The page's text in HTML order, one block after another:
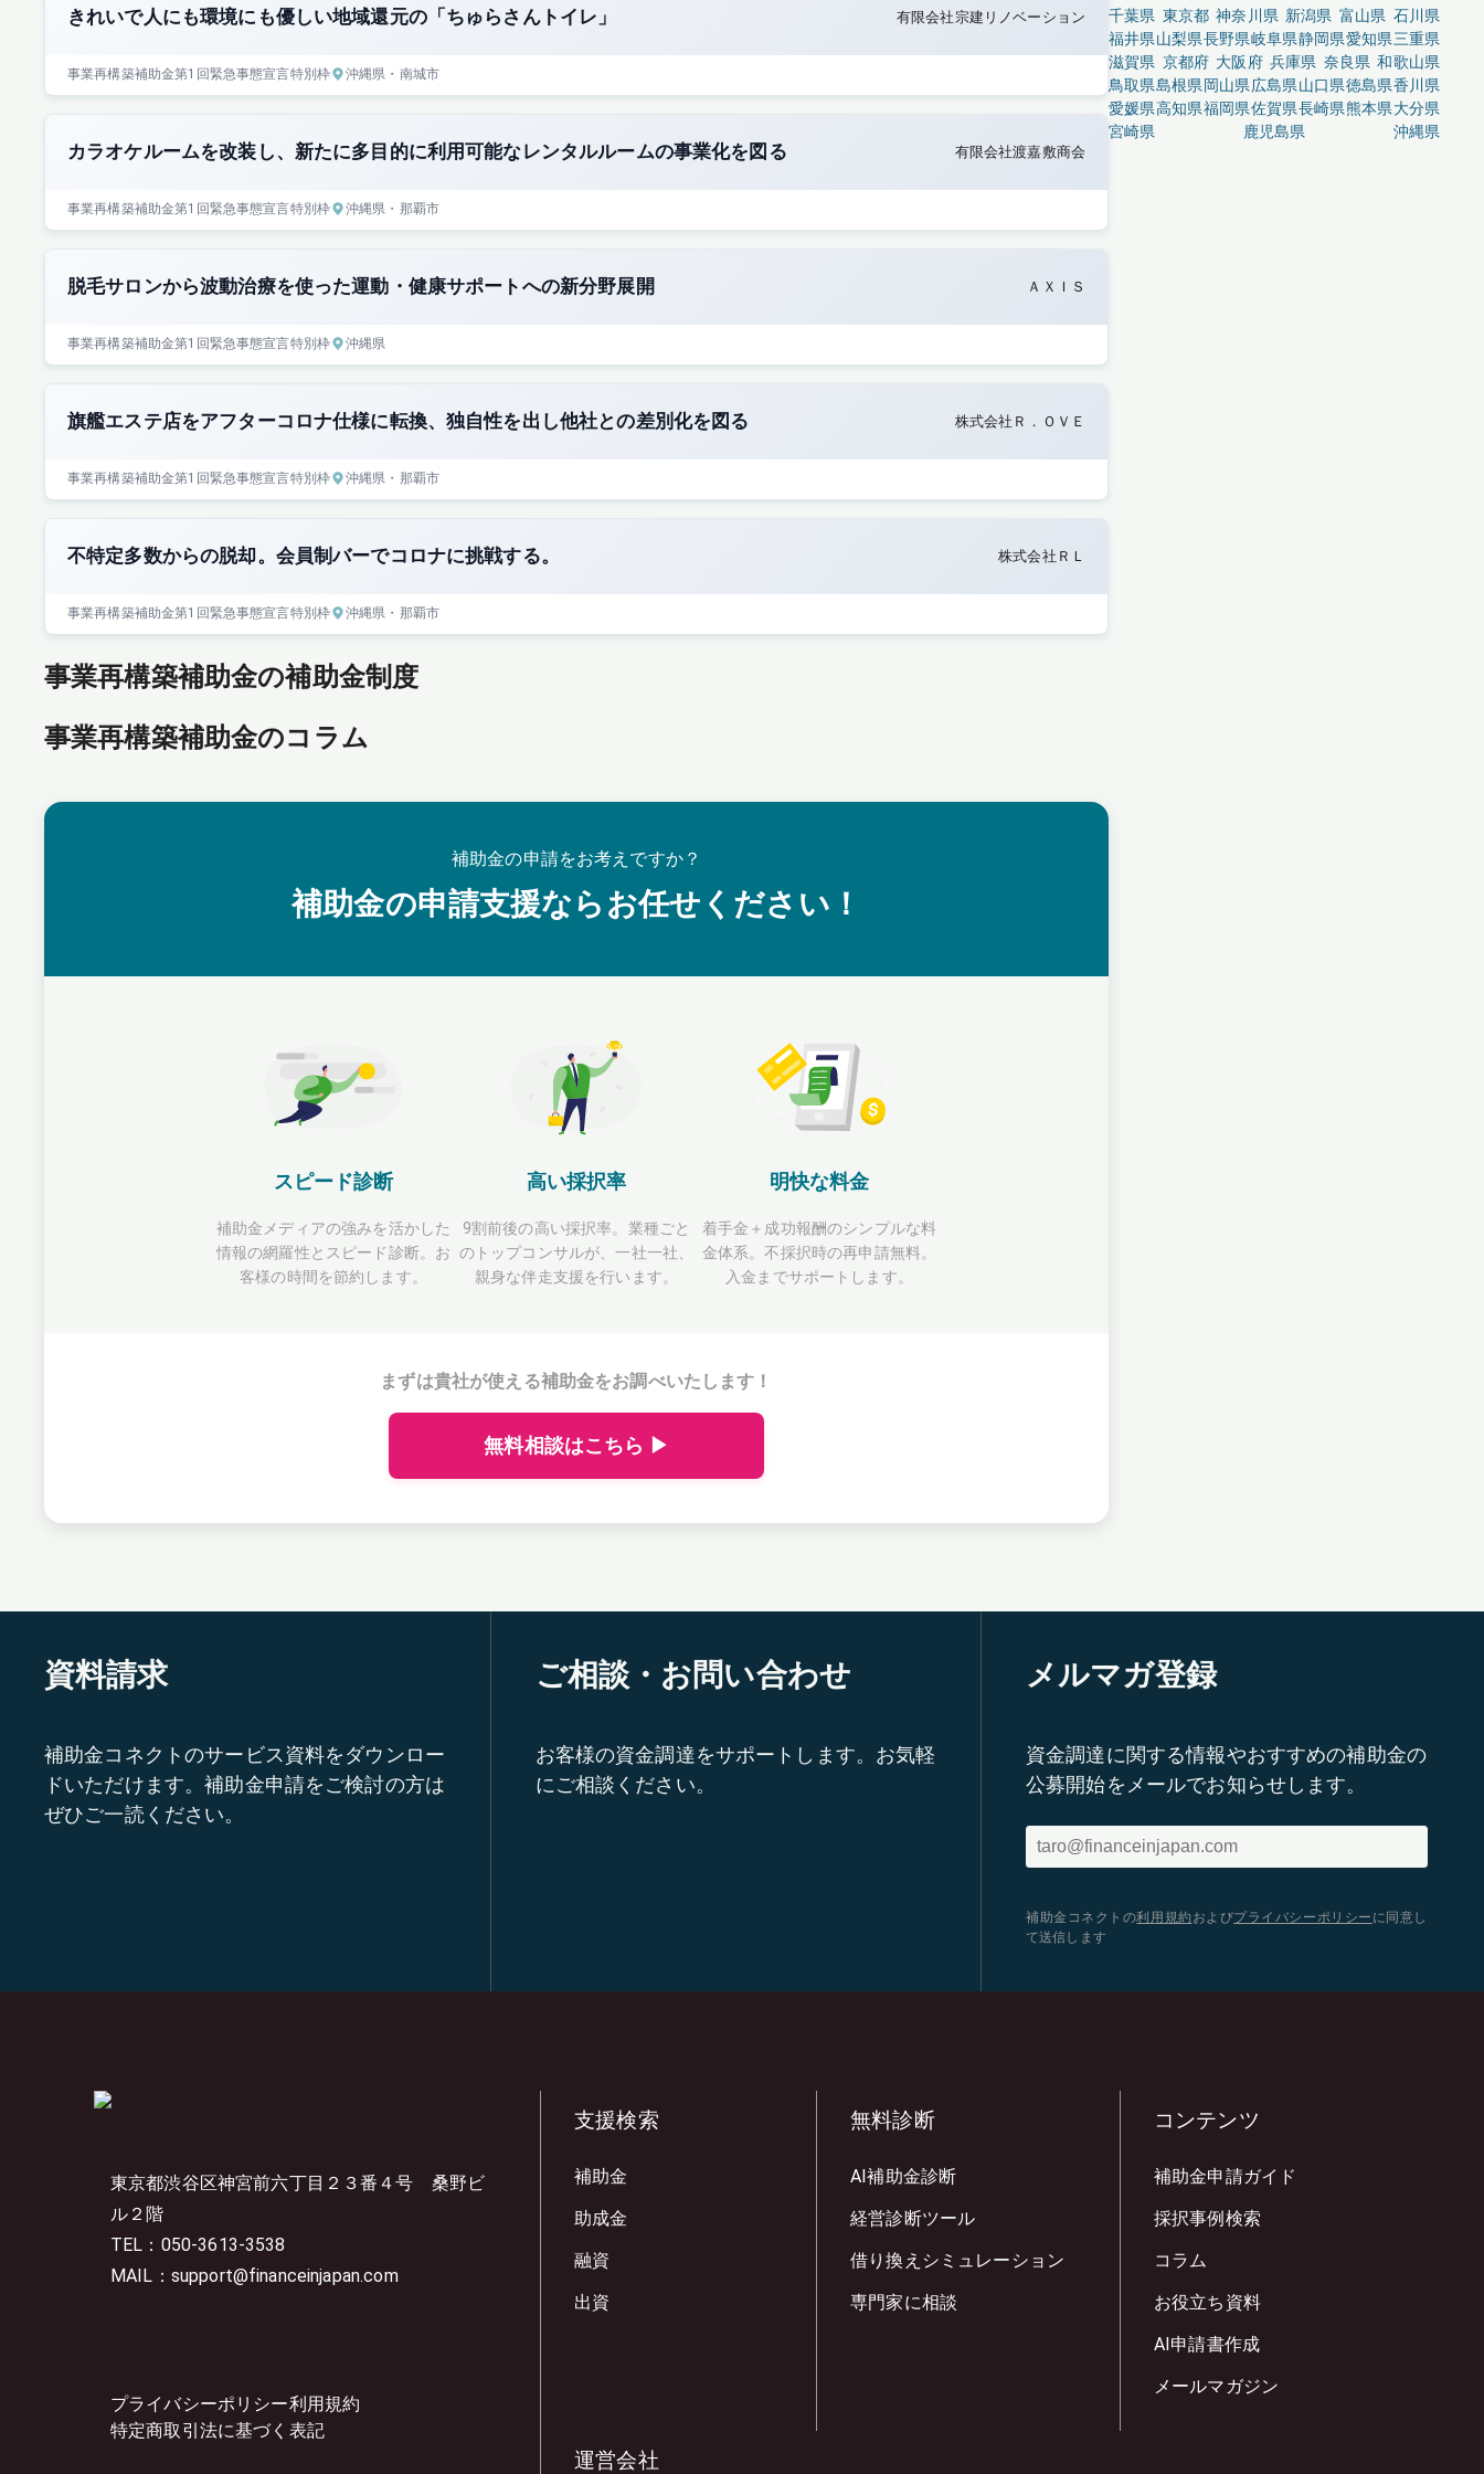
きれいで人にも環境にも優しい地域還元の「ちゅらさんトイレ」 有限会社宗建リノベーション
事業再構築補助金第1回緊急事態宣言特別枠 沖縄県 ・南城市
カラオケルームを改装し、新たに多目的に利用可能なレンタルルームの事業化を図る 有限会社渡嘉敷商会
事業再構築補助金第1回緊急事態宣言特別枠 沖縄県 ・那覇市
脱毛サロンから波動治療を使った運動・健康サポートへの新分野展開 ＡＸＩＳ
事業再構築補助金第1回緊急事態宣言特別枠 沖縄県
旗艦エステ店をアフターコロナ仕様に転換、独自性を出し他社との差別化を図る 株式会社Ｒ．ＯＶＥ
事業再構築補助金第1回緊急事態宣言特別枠 沖縄県 ・那覇市
不特定多数からの脱却。会員制バーでコロナに挑戦する。 株式会社ＲＬ
事業再構築補助金第1回緊急事態宣言特別枠 沖縄県 ・那覇市
事業再構築補助金の補助金制度
事業再構築補助金のコラム
補助金の申請をお考えですか？
補助金の申請支援ならお任せください！
スピード診断
補助金メディアの強みを活かした
情報の網羅性とスピード診断。お
客様の時間を節約します。
高い採択率
9割前後の高い採択率。業種ごと
のトップコンサルが、一社一社、
親身な伴走支援を行います。
明快な料金
着手金＋成功報酬のシンプルな料
金体系。不採択時の再申請無料。
入金までサポートします。
まずは貴社が使える補助金をお調べいたします！
無料相談はこちら ▶
千葉県 東京都 神奈川県 新潟県 富山県 石川県
福井県山梨県長野県岐阜県静岡県愛知県三重県
滋賀県 京都府 大阪府 兵庫県 奈良県 和歌山県
鳥取県島根県岡山県広島県山口県徳島県香川県
愛媛県高知県福岡県佐賀県長崎県熊本県大分県
宮崎県
鹿児島県 沖縄県
資料請求
補助金コネクトのサービス資料をダウンロー
ドいただけます。補助金申請をご検討の方は
ぜひご一読ください。
ご相談・お問い合わせ
お客様の資金調達をサポートします。お気軽
にご相談ください。
メルマガ登録
資金調達に関する情報やおすすめの補助金の
公募開始をメールでお知らせします。
補助金コネクトの利用規約 およびプライバシーポリシー に同意し
て送信します
東京都渋谷区神宮前六丁目２３番４号 桑野ビ
ル２階
TEL：050-3613-3538
MAIL：support@financeinjapan.com
プライバシーポリシー利用規約
特定商取引法に基づく表記
支援検索
補助金
助成金
融資
出資
無料診断
AI補助金診断
経営診断ツール
借り換えシミュレーション
専門家に相談
コンテンツ
補助金申請ガイド
採択事例検索
コラム
お役立ち資料
AI申請書作成
メールマガジン
運営会社